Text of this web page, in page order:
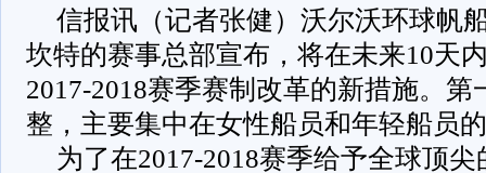
信报讯（记者张健）沃尔沃环球帆
坎特的赛事总部宣布，将在未来10天
2017-2018赛季赛制改革的新措施。
整，主要集中在女性船员和年轻船员
为了在2017-2018赛季给予全球顶